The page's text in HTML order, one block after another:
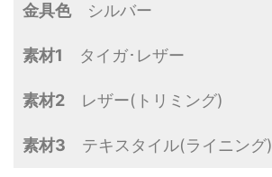
金具色シルバー
素材1 タイガ･レザー
素材2 レザー(トリミング)
素材3 テキスタイル(ライニング)